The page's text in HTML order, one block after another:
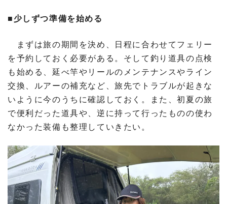
■少しずつ準備を始める
まずは旅の期間を決め、日程に合わせてフェリー
を予約しておく必要がある。そして釣り道具の点検
も始める、延べ竿やリールのメンテナンスやライン
交換、ルアーの補充など、旅先でトラブルが起きな
いように今のうちに確認しておく。また、初夏の旅
で便利だった道具や、逆に持って行ったものの使わ
なかった装備も整理していきたい。